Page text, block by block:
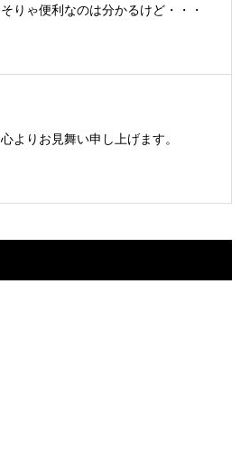
そりゃ便利なのは分かるけど・・・
心よりお見舞い申し上げます。